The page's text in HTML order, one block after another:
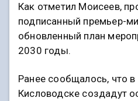
Как отметил Моисеев,
подписанный премьер-
обновленный план
2030 годы.
Ранее сообщалось, что
Кисловодске создадут